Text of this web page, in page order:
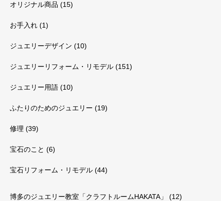
オリジナル商品 (15)
お手入れ (1)
ジュエリーデザイン (10)
ジュエリーリフォーム・リモデル (151)
ジュエリー用語 (10)
ふたりのためのジュエリー (19)
修理 (39)
宝石のこと (6)
宝石リフォーム・リモデル (44)
博多のジュエリー教室「クラフトルームHAKATA」 (12)